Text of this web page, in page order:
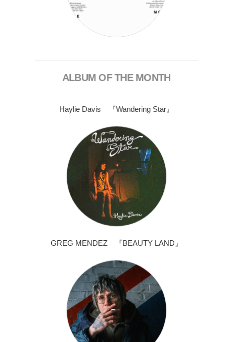
ALBUM OF THE MONTH
Haylie Davis 『Wandering Star』
GREG MENDEZ 『BEAUTY LAND』